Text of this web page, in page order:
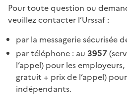
Pour toute question ou
veuillez contacter l’Urssaf :
par la messagerie sécurisée
par téléphone : au 3957
l’appel) pour les employeurs,
gratuit + prix de l’appel)
indépendants.